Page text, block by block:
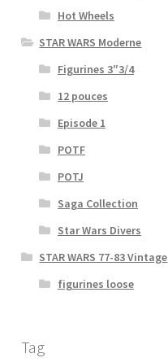
Hot Wheels
STAR WARS Moderne
Figurines 3″3/4
12 pouces
Episode 1
POTF
POTJ
Saga Collection
Star Wars Divers
STAR WARS 77-83 Vintage
figurines loose
Tag